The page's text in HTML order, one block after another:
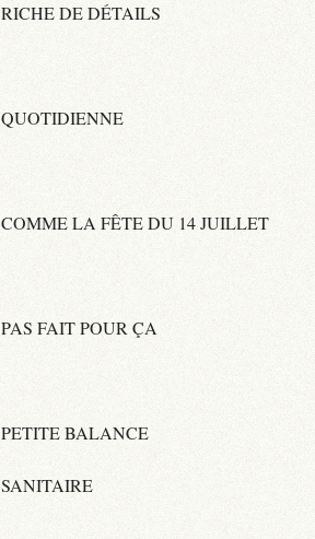
RICHE DE DÉTAILS
QUOTIDIENNE
COMME LA FÊTE DU 14 JUILLET
PAS FAIT POUR ÇA
PETITE BALANCE
SANITAIRE